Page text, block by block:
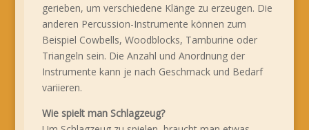
gerieben, um verschiedene Klänge zu erzeugen. Die
anderen Percussion-Instrumente können zum
Beispiel Cowbells, Woodblocks, Tamburine oder
Triangeln sein. Die Anzahl und Anordnung der
Instrumente kann je nach Geschmack und Bedarf
variieren.
Wie spielt man Schlagzeug?